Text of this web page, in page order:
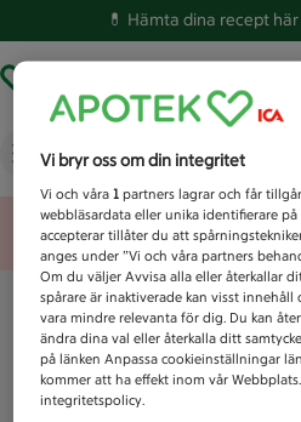
💊 Hämta dina recept
Vad letar du efter idag?
Unknown
Vi bryr oss om din integritet
Vi och våra1 partners lagrar och får
webbläsardata eller unika identifierare
accepterar tillåter du att
anges under ”Vi och våra partners
Om du väljer Avvisa alla eller återkallar
spårare är inaktiverade kan visst innehåll
vara mindre relevanta för dig. Du kan
ändra dina val eller återkalla ditt
på länken Anpassa cookieinställningar
kommer att ha effekt inom vår
integritetspolicy.